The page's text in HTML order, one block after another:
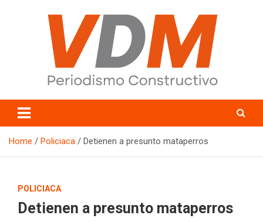
valledelmayo.com
Home Policiaca Detienen a presunto mataperros
POLICIACA
Detienen a presunto mataperros